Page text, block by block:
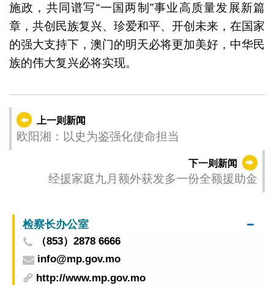
施政，共同谱写“一国两制”事业高质量发展新篇
章，共创民族复兴、珍爱和平、开创未来，在国家
的强大支持下，澳门的明天必将更加美好，中华民
族的伟大复兴必将实现。
上一则新闻
欧阳湘：以史为鉴强化使命担当
下一则新闻
经援家庭九月额外获发多一份全额援助金
检察长办公室
（853）2878 6666
info@mp.gov.mo
http://www.mp.gov.mo